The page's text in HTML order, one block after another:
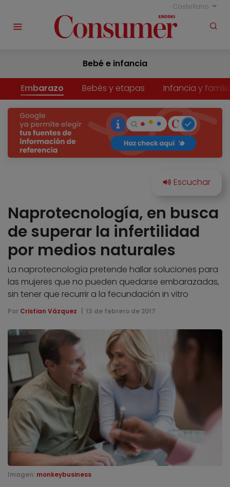
Castellano
Bebé e infancia
Embarazo Bebés y etapas Infancia y
Naprotecnología, en busca
de superar la infertilidad
por medios naturales
La naprotecnología pretende hallar soluciones para
las mujeres que no pueden quedarse embarazadas,
sin tener que recurrir a la fecundación in vitro
Por Cristian Vázquez 13 de febrero de 2017
Imagen: monkeybusiness